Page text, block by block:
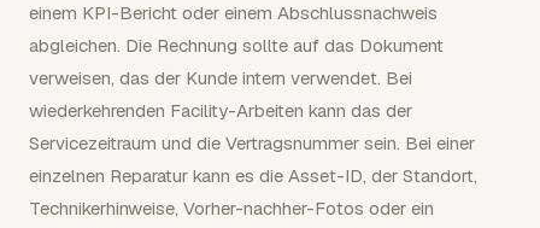
einem KPI-Bericht oder einem Abschlussnachweis
abgleichen. Die Rechnung sollte auf das Dokument
verweisen, das der Kunde intern verwendet. Bei
wiederkehrenden Facility-Arbeiten kann das der
Servicezeitraum und die Vertragsnummer sein. Bei einer
einzelnen Reparatur kann es die Asset-ID, der Standort,
Technikerhinweise, Vorher-nachher-Fotos oder ein